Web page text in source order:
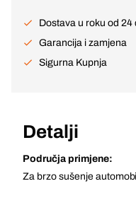
Dostava u roku od 24
Garancija i zamjena
Sigurna Kupnja
Detalji
Područja primjene:
Za brzo sušenje